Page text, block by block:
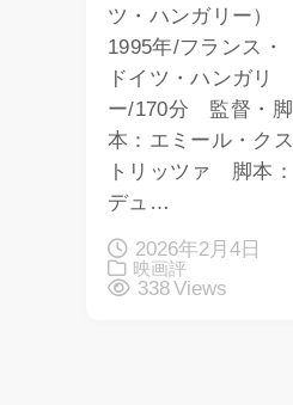
ツ・ハンガリー）
1995年/フランス・
ドイツ・ハンガリ
ー/170分 監督・脚
本：エミール・クス
トリッツァ 脚本：
デュ…
2026年2月4日
映画評
338 Views